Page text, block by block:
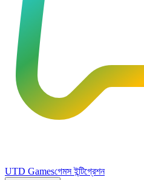
UTD Gamesগেমস ইন্টিগ্রেশন